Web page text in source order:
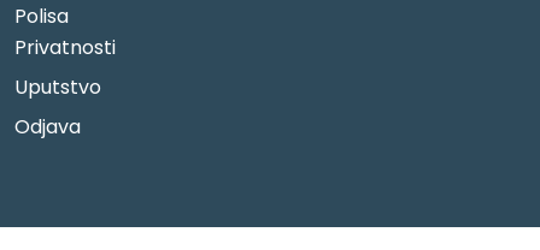
Polisa
Privatnosti
Uputstvo
Odjava